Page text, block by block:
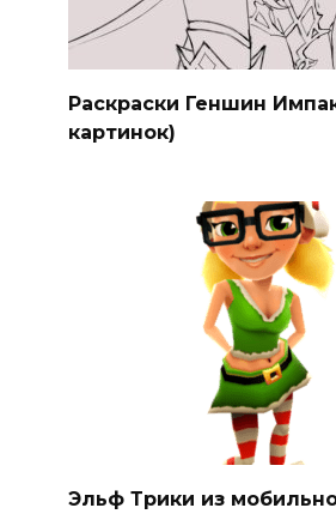
Раскраски Геншин
картинок)
Эльф Трики из